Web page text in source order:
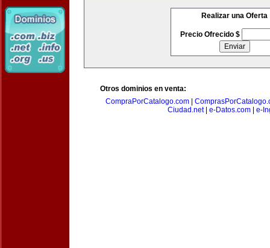
Realizar una Oferta
Precio Ofrecido $
Otros dominios en venta:
CompraPorCatalogo.com|
Ciudad.net| e-Datos.com| e-